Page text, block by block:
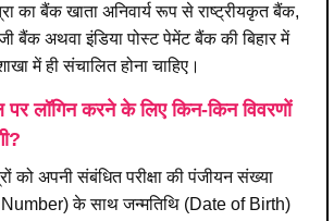
का बैंक खाता अनिवार्य रूप से राष्ट्रीयकृत बैंक,
बैंक अथवा इंडिया पोस्ट पेमेंट बैंक की बिहार में
में ही संचालित होना चाहिए।
पर लॉगिन करने के लिए किन-किन विवरणों
को अपनी संबंधित परीक्षा की पंजीयन संख्या
के साथ जन्मतिथि (Date of Birth)